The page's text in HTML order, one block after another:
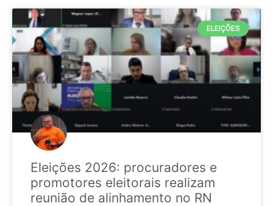
ELEIÇÕES
Eleições 2026: procuradores e
promotores eleitorais realizam
reunião de alinhamento no RN